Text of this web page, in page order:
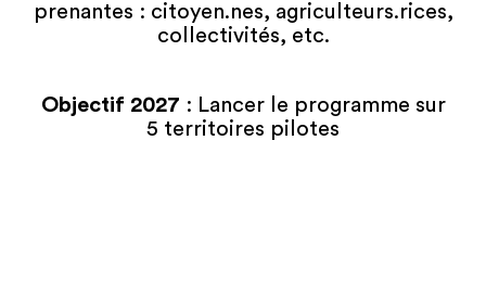
prenantes : citoyen.nes, agriculteurs.rices,
collectivités, etc.
Objectif 2027 : Lancer le programme sur
5 territoires pilotes